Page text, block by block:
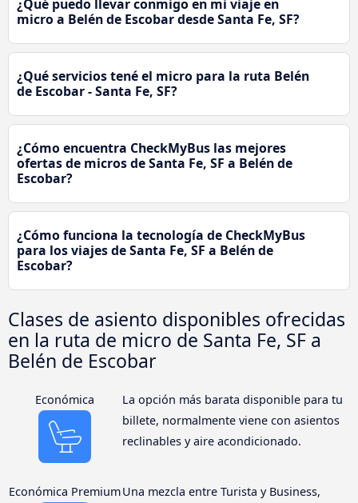
¿Qué puedo llevar conmigo en mi viaje en
micro a Belén de Escobar desde Santa Fe, SF?
¿Qué servicios tené el micro para la ruta Belén
de Escobar - Santa Fe, SF?
¿Cómo encuentra CheckMyBus las mejores
ofertas de micros de Santa Fe, SF a Belén de
Escobar?
¿Cómo funciona la tecnología de CheckMyBus
para los viajes de Santa Fe, SF a Belén de
Escobar?
Clases de asiento disponibles ofrecidas
en la ruta de micro de Santa Fe, SF a
Belén de Escobar
Económica
La opción más barata disponible para tu
billete, normalmente viene con asientos
reclinables y aire acondicionado.
Económica PremiumUna mezcla entre Turista y Business,